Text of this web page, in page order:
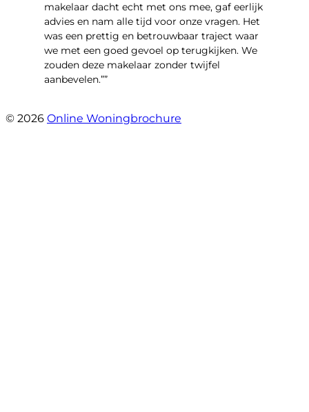
makelaar dacht echt met ons mee, gaf eerlijk
advies en nam alle tijd voor onze vragen. Het
was een prettig en betrouwbaar traject waar
we met een goed gevoel op terugkijken. We
zouden deze makelaar zonder twijfel
aanbevelen.””
© 2026 Online Woningbrochure